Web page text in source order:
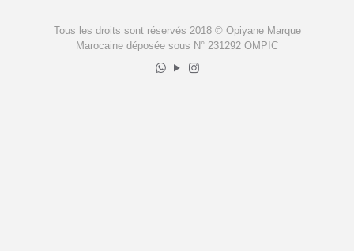
Tous les droits sont réservés 2018 © Opiyane Marque
Marocaine déposée sous N° 231292 OMPIC